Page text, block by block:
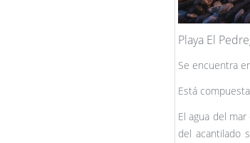
Playa El
Se encuentra
Está
El agua del
del acantilado